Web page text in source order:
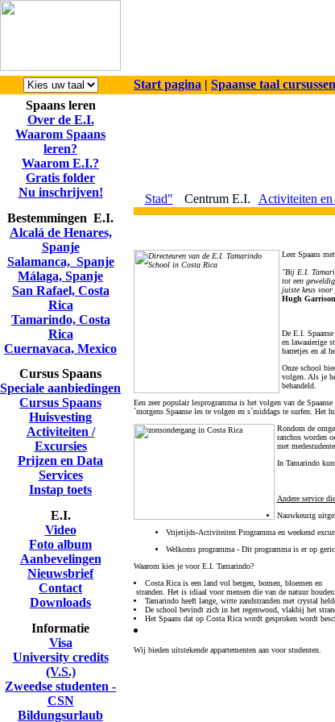
Start pagina | Spaanse taal cursussen
Spaans leren
Over de E.I.
Waarom Spaans
leren?
Waarom E.I.?
Gratis folder
Nu inschrijven!
Bestemmingen E.I.
Alcalá de Henares,
Spanje
Salamanca, Spanje
Málaga, Spanje
San Rafael, Costa
Rica
Tamarindo, Costa
Rica
Cuernavaca, Mexico
Cursus Spaans
Speciale aanbiedingen
Cursus Spaans
Huisvesting
Activiteiten /
Excursies
Prijzen en Data
Services
Instap toets
E.I.
Video
Foto album
Aanbevelingen
Nieuwsbrief
Contact
Downloads
Informatie
Visa
University credits
(V.S.)
Zweedse studenten -
CSN
Bildungsurlaub
Stad" Centrum E.I. Activiteiten en
Leer Spaans
"Bij E.I.
tot een
juiste keus
Hugh
De E.I.
en lawaaierige
barretjes en al
Onze school
volgen. Als je
behandeld.
Een zeer populair lesprogramma is het volgen van de
´morgens Spaanse les te volgen en s´middags te surfen. Het
Rondom de
ranchos worden
met
In Tamarindo
Andere service
Nauwkeurig
Vrijetijds-Activiteiten Programma en weekend
Welkoms programma- Dit programma is er op
Waarom kies je voor E.I. Tamarindo?
Costa Rica is een land vol bergen, bomen, bloemen en
stranden. Het is idiaal voor mensen die van de natuur
Tamarindo heeft lange, witte zandstranden met crystal
De school bevindt zich in het regenwoud, vlakbij het
Het Spaans dat op Costa Rica wordt gesproken wordt
Wij bieden uitstekende appartementen aan voor studenten.